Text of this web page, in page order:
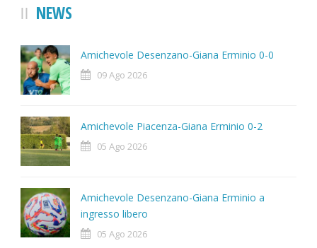
NEWS
Amichevole Desenzano-Giana Erminio 0-0
09 Ago 2026
Amichevole Piacenza-Giana Erminio 0-2
05 Ago 2026
Amichevole Desenzano-Giana Erminio a
ingresso libero
05 Ago 2026